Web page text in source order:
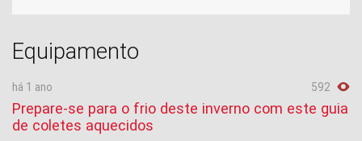
Equipamento
há 1 ano 592
Prepare-se para o frio deste inverno com este guia
de coletes aquecidos